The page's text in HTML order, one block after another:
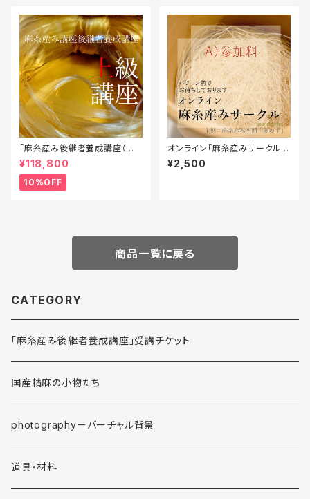
「麻糸産み後継者養成講座（上
級）」受講料（期間限定割引中）
¥118,800
10%OFF
オンライン「麻糸産みサークル」
＜材料付き～など選択できます
＞
¥2,500
商品一覧に戻る
CATEGORY
「麻糸産み後継者養成講座」受講チケット
国産精麻の小物たち
photographyーバーチャル背景
道具・材料